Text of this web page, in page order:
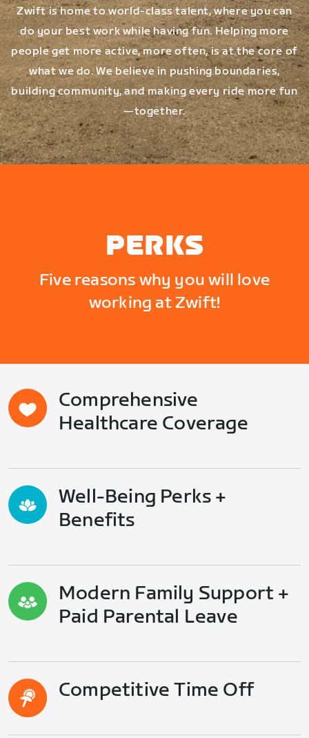
Zwift is home to world-class talent, where you can
do your best work while having fun. Helping more
people get more active, more often, is at the core of
what we do. We believe in pushing boundaries,
building community, and making every ride more fun
—together.
PERKS
Five reasons why you will love
working at Zwift!
Comprehensive
Healthcare Coverage
Well-Being Perks +
Benefits
Modern Family Support +
Paid Parental Leave
Competitive Time Off